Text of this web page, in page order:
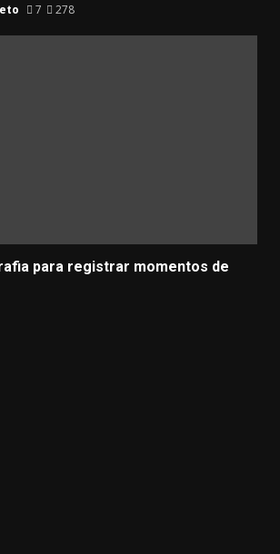
7 278
para registrar momentos de